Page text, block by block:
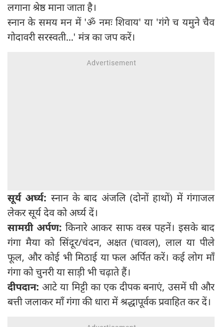
लगाना श्रेष्ठ माना जाता है।
स्नान के समय मन में 'ॐ नमः शिवाय' या 'गंगे च यमुने चैव
गोदावरी सरस्वती...' मंत्र का जप करें।
सूर्य अर्घ्य: स्नान के बाद अंजलि (दोनों हाथों) में गंगाजल
लेकर सूर्य देव को अर्घ्य दें।
सामग्री अर्पण: किनारे आकर साफ वस्त्र पहनें। इसके बाद
गंगा मैया को सिंदूर/चंदन, अक्षत (चावल), लाल या पीले
फूल, और कोई भी मिठाई या फल अर्पित करें। कई लोग माँ
गंगा को चुनरी या साड़ी भी चढ़ाते हैं।
दीपदान:आटे या मिट्टी का एक दीपक बनाएं, उसमें घी और
बत्ती जलाकर माँ गंगा की धारा में श्रद्धापूर्वक प्रवाहित कर दें।